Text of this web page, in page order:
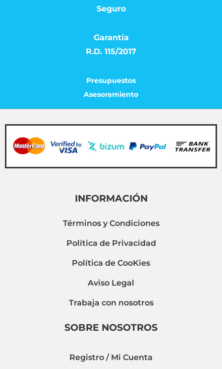
Seguro
Garantía
R.D. 115/2017
Presupuestos
Asesoramiento
INFORMACIÓN
Términos y Condiciones
Política de Privacidad
Política de CooKies
Aviso Legal
Trabaja con nosotros
SOBRE NOSOTROS
Registro / Mi Cuenta